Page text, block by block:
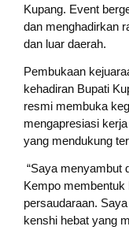
Kupang. Event
dan menghadirkan
dan luar daerah.
Pembukaan
kehadiran Bupati
resmi membuka
mengapresiasi
yang mendukung
“Saya menyambut
Kempo membentuk
persaudaraan.
kenshi hebat yang